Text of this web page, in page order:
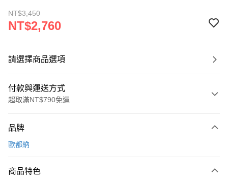
NT$3,450
NT$2,760
請選擇商品選項
付款與運送方式
超取滿NT$790免運
信用卡一次付款
3 期 0 利率 每期
品牌
歐都納
商品特色